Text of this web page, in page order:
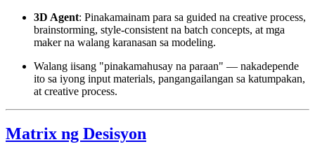
3D Agent: Pinakamainam para sa guided na creative process,
brainstorming, style-consistent na batch concepts, at mga
maker na walang karanasan sa modeling.
Walang iisang "pinakamahusay na paraan" — nakadepende
ito sa iyong input materials, pangangailangan sa katumpakan,
at creative process.
Matrix ng Desisyon